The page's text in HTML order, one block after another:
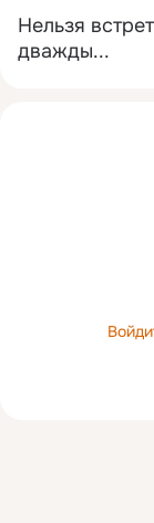
Нельзя
дважды...